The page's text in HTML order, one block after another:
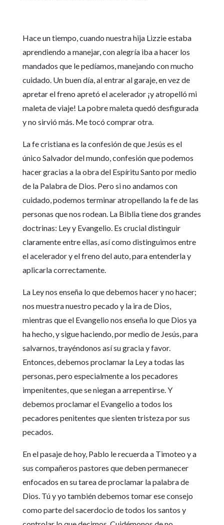
Hace un tiempo, cuando nuestra hija Lizzie estaba
aprendiendo a manejar, con alegría iba a hacer los
mandados que le pedíamos, manejando con mucho
cuidado. Un buen día, al entrar al garaje, en vez de
apretar el freno apretó el acelerador ¡y atropelló mi
maleta de viaje! La pobre maleta quedó desfigurada
y no sirvió más. Me tocó comprar otra.
La fe cristiana es la confesión de que Jesús es el
único Salvador del mundo, confesión que podemos
hacer gracias a la obra del Espíritu Santo por medio
de la Palabra de Dios. Pero si no andamos con
cuidado, podemos terminar atropellando la fe de las
personas que nos rodean. La Biblia tiene dos grandes
doctrinas: Ley y Evangelio. Es crucial distinguir
claramente entre ellas, así como distinguimos entre
el acelerador y el freno del auto, para entenderla y
aplicarla correctamente.
La Ley nos enseña lo que debemos hacer y no hacer;
nos muestra nuestro pecado y la ira de Dios,
mientras que el Evangelio nos enseña lo que Dios ya
ha hecho, y sigue haciendo, por medio de Jesús, para
salvarnos, trayéndonos así su gracia y favor.
Entonces, debemos proclamar la Ley a todas las
personas, pero especialmente a los pecadores
impenitentes, que se niegan a arrepentirse. Y
debemos proclamar el Evangelio a todos los
pecadores penitentes que sienten tristeza por sus
pecados.
En el pasaje de hoy, Pablo le recuerda a Timoteo y a
sus compañeros pastores que deben permanecer
enfocados en su tarea de proclamar la palabra de
Dios. Tú y yo también debemos tomar ese consejo
como parte del sacerdocio de todos los santos y